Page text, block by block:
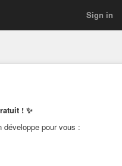
Sign in
! ✨
développe pour vous :